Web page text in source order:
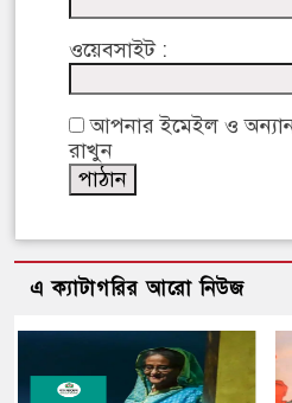
ওয়েবসাইট :
আপনার ইমেইল ও
রাখুন
এ ক্যাটাগরির আরো নিউজ